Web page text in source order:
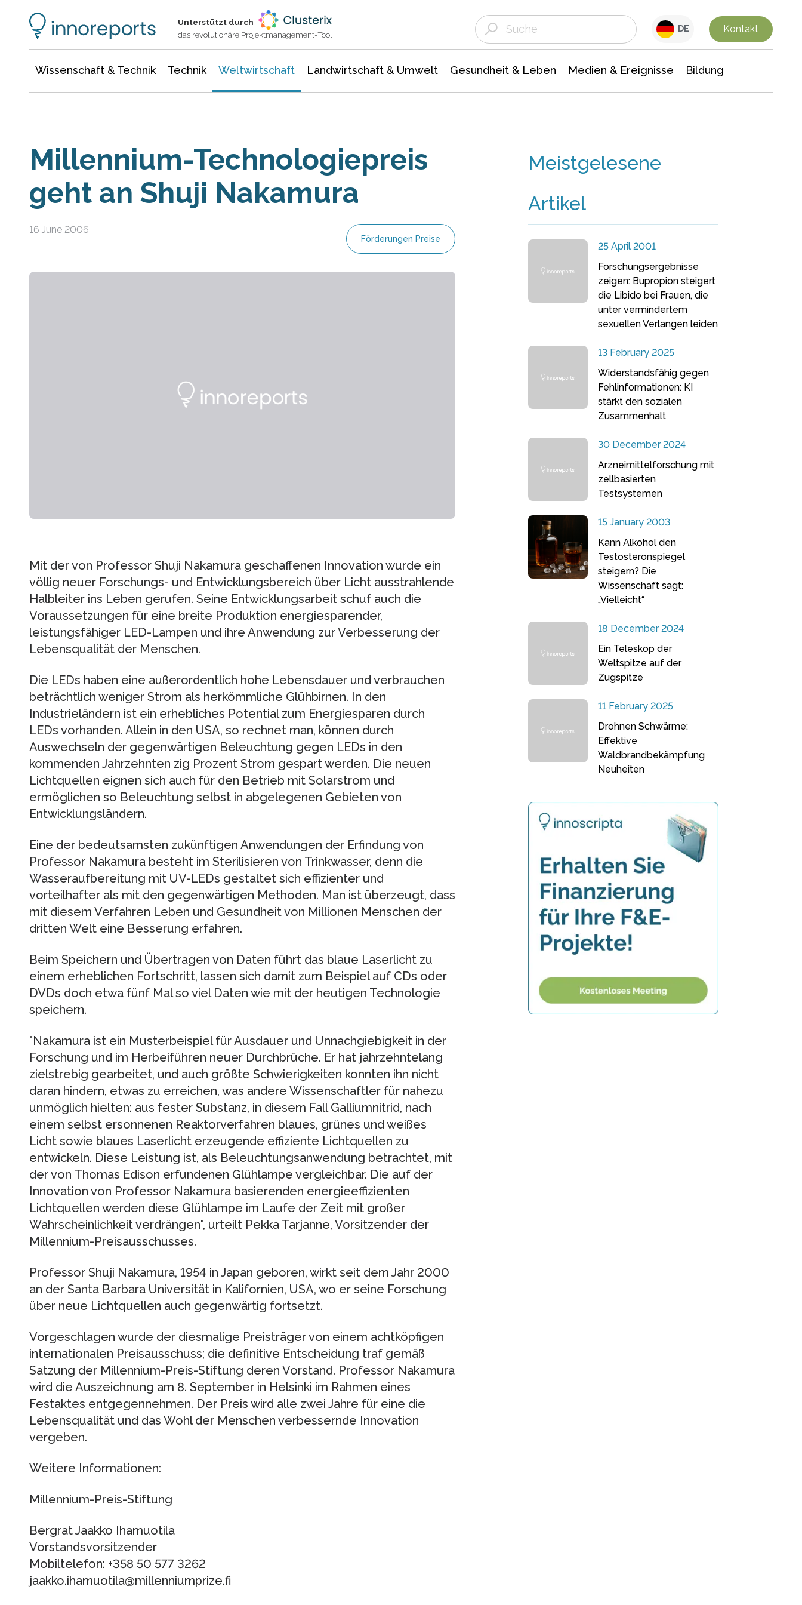
Unterstützt durch
das revolutionäre Projektmanagement-Tool
DE Kontakt
Wissenschaft & Technik Technik Weltwirtschaft Landwirtschaft & Umwelt Gesundheit & Leben Medien & Ereignisse Bildung
Millennium-Technologiepreis
geht an Shuji Nakamura
16 June 2006
Förderungen Preise
Mit der von Professor Shuji Nakamura geschaffenen Innovation wurde ein
völlig neuer Forschungs- und Entwicklungsbereich über Licht ausstrahlende
Halbleiter ins Leben gerufen. Seine Entwicklungsarbeit schuf auch die
Voraussetzungen für eine breite Produktion energiesparender,
leistungsfähiger LED-Lampen und ihre Anwendung zur Verbesserung der
Lebensqualität der Menschen.
Die LEDs haben eine außerordentlich hohe Lebensdauer und verbrauchen
beträchtlich weniger Strom als herkömmliche Glühbirnen. In den
Industrieländern ist ein erhebliches Potential zum Energiesparen durch
LEDs vorhanden. Allein in den USA, so rechnet man, können durch
Auswechseln der gegenwärtigen Beleuchtung gegen LEDs in den
kommenden Jahrzehnten zig Prozent Strom gespart werden. Die neuen
Lichtquellen eignen sich auch für den Betrieb mit Solarstrom und
ermöglichen so Beleuchtung selbst in abgelegenen Gebieten von
Entwicklungsländern.
Eine der bedeutsamsten zukünftigen Anwendungen der Erfindung von
Professor Nakamura besteht im Sterilisieren von Trinkwasser, denn die
Wasseraufbereitung mit UV-LEDs gestaltet sich effizienter und
vorteilhafter als mit den gegenwärtigen Methoden. Man ist überzeugt, dass
mit diesem Verfahren Leben und Gesundheit von Millionen Menschen der
dritten Welt eine Besserung erfahren.
Beim Speichern und Übertragen von Daten führt das blaue Laserlicht zu
einem erheblichen Fortschritt, lassen sich damit zum Beispiel auf CDs oder
DVDs doch etwa fünf Mal so viel Daten wie mit der heutigen Technologie
speichern.
"Nakamura ist ein Musterbeispiel für Ausdauer und Unnachgiebigkeit in der
Forschung und im Herbeiführen neuer Durchbrüche. Er hat jahrzehntelang
zielstrebig gearbeitet, und auch größte Schwierigkeiten konnten ihn nicht
daran hindern, etwas zu erreichen, was andere Wissenschaftler für nahezu
unmöglich hielten: aus fester Substanz, in diesem Fall Galliumnitrid, nach
einem selbst ersonnenen Reaktorverfahren blaues, grünes und weißes
Licht sowie blaues Laserlicht erzeugende effiziente Lichtquellen zu
entwickeln. Diese Leistung ist, als Beleuchtungsanwendung betrachtet, mit
der von Thomas Edison erfundenen Glühlampe vergleichbar. Die auf der
Innovation von Professor Nakamura basierenden energieeffizienten
Lichtquellen werden diese Glühlampe im Laufe der Zeit mit großer
Wahrscheinlichkeit verdrängen", urteilt Pekka Tarjanne, Vorsitzender der
Millennium-Preisausschusses.
Professor Shuji Nakamura, 1954 in Japan geboren, wirkt seit dem Jahr 2000
an der Santa Barbara Universität in Kalifornien, USA, wo er seine Forschung
über neue Lichtquellen auch gegenwärtig fortsetzt.
Vorgeschlagen wurde der diesmalige Preisträger von einem achtköpfigen
internationalen Preisausschuss; die definitive Entscheidung traf gemäß
Satzung der Millennium-Preis-Stiftung deren Vorstand. Professor Nakamura
wird die Auszeichnung am 8. September in Helsinki im Rahmen eines
Festaktes entgegennehmen. Der Preis wird alle zwei Jahre für eine die
Lebensqualität und das Wohl der Menschen verbessernde Innovation
vergeben.
Weitere Informationen:
Millennium-Preis-Stiftung
Bergrat Jaakko Ihamuotila
Vorstandsvorsitzender
Mobiltelefon: +358 50 577 3262
jaakko.ihamuotila@millenniumprize.fi
Meistgelesene
Artikel
25 April 2001
Forschungsergebnisse
zeigen: Bupropion steigert
die Libido bei Frauen, die
unter vermindertem
sexuellen Verlangen leiden
13 February 2025
Widerstandsfähig gegen
Fehlinformationen: KI
stärkt den sozialen
Zusammenhalt
30 December 2024
Arzneimittelforschung mit
zellbasierten
Testsystemen
15 January 2003
Kann Alkohol den
Testosteronspiegel
steigern? Die
Wissenschaft sagt:
„Vielleicht“
18 December 2024
Ein Teleskop der
Weltspitze auf der
Zugspitze
11 February 2025
Drohnen Schwärme:
Effektive
Waldbrandbekämpfung
Neuheiten